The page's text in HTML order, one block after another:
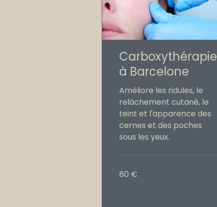
Carboxythérapie
à Barcelone
Améliore les ridules, le
relâchement cutané, le
teint et l'apparence des
cernes et des poches
sous les yeux.
euros
80 €